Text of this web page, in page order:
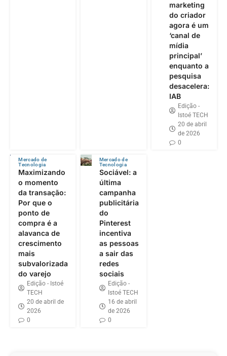
marketing
do criador
agora é um
‘canal de
mídia
principal’
enquanto a
pesquisa
desacelera:
IAB
Edição -
Istoé TECH
20 de abril
de 2026
0
Mercado de
Tecnologia
Maximizando
o momento
da transação:
Por que o
ponto de
compra é a
alavanca de
crescimento
mais
subvalorizada
do varejo
Edição - Istoé
TECH
20 de abril de
2026
0
Mercado de
Tecnologia
Sociável: a
última
campanha
publicitária
do
Pinterest
incentiva
as pessoas
a sair das
redes
sociais
Edição -
Istoé TECH
16 de abril
de 2026
0